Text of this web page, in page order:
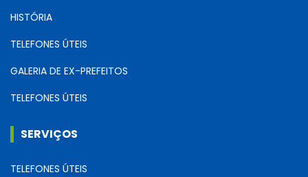
HISTÓRIA
TELEFONES ÚTEIS
GALERIA DE EX-PREFEITOS
TELEFONES ÚTEIS
SERVIÇOS
TELEFONES ÚTEIS